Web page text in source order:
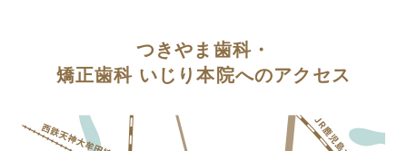
つきやま歯科・
矯正歯科 いじり本院へのアクセス